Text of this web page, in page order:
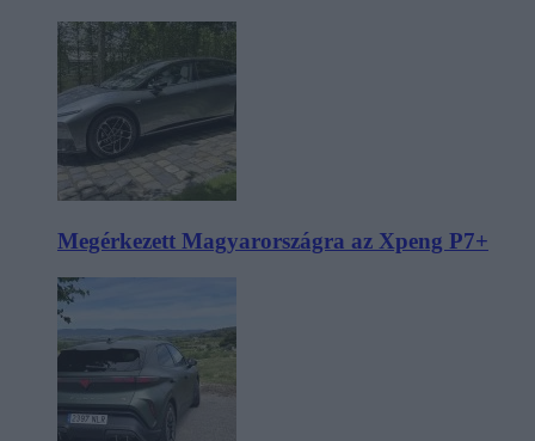
Megérkezett Magyarországra az Xpeng P7+